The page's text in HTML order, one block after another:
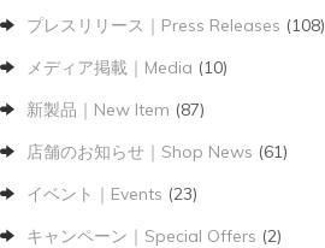
プレスリリース｜Press Releases (108)
メディア掲載｜Media (10)
新製品｜New Item (87)
店舗のお知らせ｜Shop News (61)
イベント｜Events (23)
キャンペーン｜Special Offers (2)